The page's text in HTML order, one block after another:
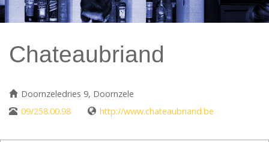
Chateaubriand
Doornzeledries 9, Doornzele
09/258.00.98
http://www.chateaubriand.be